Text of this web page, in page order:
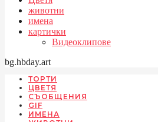
животни
имена
картички
Видеоклипове
bg.hbday.art
ТОРТИ
ЦВЕТЯ
СЪОБЩЕНИЯ
GIF
ИМЕНА